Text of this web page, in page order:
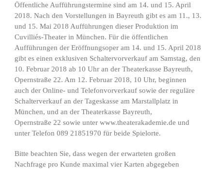
Öffentliche Aufführungstermine sind am 14. und 15. April
2018. Nach den Vorstellungen in Bayreuth gibt es am 11., 13.
und 15. Mai 2018 Aufführungen dieser Produktion im
Cuvilliés-Theater in München. Für die öffentlichen
Aufführungen der Eröffnungsoper am 14. und 15. April 2018
gibt es einen exklusiven Schaltervorverkauf am Samstag, den
10. Februar 2018 ab 10 Uhr an der Theaterkasse Bayreuth,
Opernstraße 22. Am 12. Februar 2018, 10 Uhr, beginnen
auch der Online- und Telefonvorverkauf sowie der reguläre
Schalterverkauf an der Tageskasse am Marstallplatz in
München, und an der Theaterkasse Bayreuth,
Opernstraße 22 sowie unter www.theaterakademie.de und
unter Telefon 089 21851970 für beide Spielorte.
Bitte beachten Sie, dass wegen der erwarteten großen
Nachfrage pro Kunde maximal vier Karten abgegeben